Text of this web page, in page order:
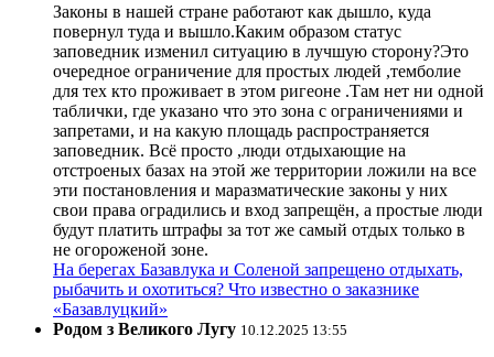
Законы в нашей стране работают как дышло, куда
повернул туда и вышло.Каким образом статус
заповедник изменил ситуацию в лучшую сторону?Это
очередное ограничение для простых людей ,темболие
для тех кто проживает в этом ригеоне .Там нет ни одной
таблички, где указано что это зона с ограничениями и
запретами, и на какую площадь распространяется
заповедник. Всё просто ,люди отдыхающие на
отстроеных базах на этой же территории ложили на все
эти постановления и маразматические законы у них
свои права оградились и вход запрещён, а простые люди
будут платить штрафы за тот же самый отдых только в
не огороженой зоне.
На берегах Базавлука и Соленой запрещено отдыхать,
рыбачить и охотиться? Что известно о заказнике
«Базавлуцкий»
Родом з Великого Лугу 10.12.2025 13:55